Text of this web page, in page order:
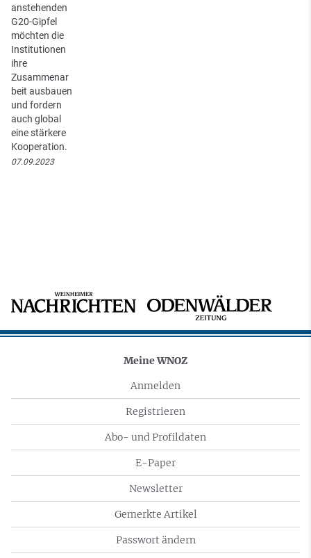
anstehenden
G20-Gipfel
möchten die
Institutionen
ihre
Zusammenar
beit ausbauen
und fordern
auch global
eine stärkere
Kooperation.
07.09.2023
Meine WNOZ
Anmelden
Registrieren
Abo- und Profildaten
E-Paper
Newsletter
Gemerkte Artikel
Passwort ändern